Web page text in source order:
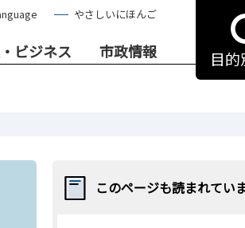
やさしいにほんご
ビジネス 市政情報 目
このページも読まれてい